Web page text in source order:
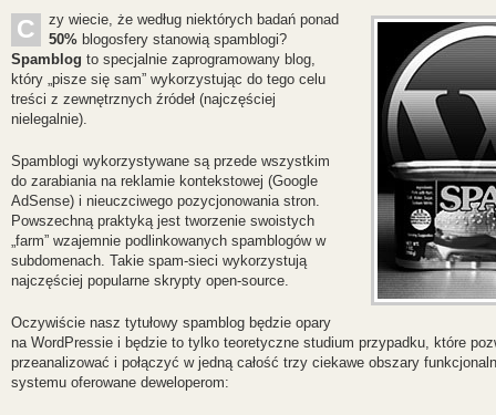
C
zy wiecie, że według niektórych badań ponad
50%blogosfery stanowią spamblogi?
Spamblog to specjalnie zaprogramowany blog,
który „pisze się sam” wykorzystując do tego celu
treści z zewnętrznych źródeł (najczęściej
nielegalnie).
Spamblogi wykorzystywane są przede wszystkim
do zarabiania na reklamie kontekstowej (Google
AdSense) i nieuczciwego pozycjonowania stron.
Powszechną praktyką jest tworzenie swoistych
„farm” wzajemnie podlinkowanych spamblogów w
subdomenach. Takie spam-sieci wykorzystują
najczęściej popularne skrypty open-source.
Oczywiście nasz tytułowy spamblog będzie opary
na WordPressie i będzie to tylko teoretyczne studium przypadku, które
przeanalizować i połączyć w jedną całość trzy ciekawe obszary
systemu oferowane deweloperom: